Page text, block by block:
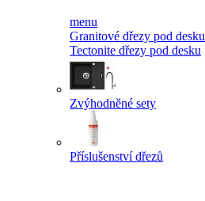
menu
Granitové dřezy pod desku
Tectonite dřezy pod desku
Zvýhodněné sety
Příslušenství dřezů